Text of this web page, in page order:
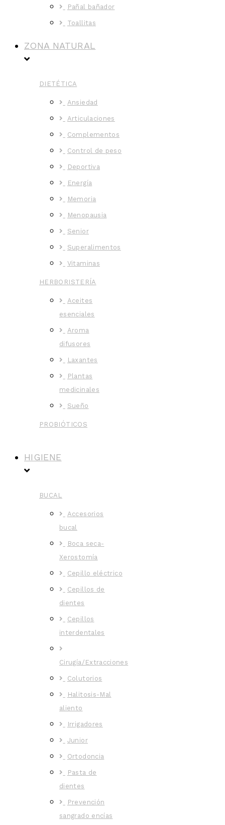
Pañal bañador
Toallitas
ZONA NATURAL
DIETÉTICA
Ansiedad
Articulaciones
Complementos
Control de peso
Deportiva
Energía
Memoria
Menopausia
Senior
Superalimentos
Vitaminas
HERBORISTERÍA
Aceites
esenciales
Aroma
difusores
Laxantes
Plantas
medicinales
Sueño
PROBIÓTICOS
HIGIENE
BUCAL
Accesorios
bucal
Boca seca-
Xerostomía
Cepillo eléctrico
Cepillos de
dientes
Cepillos
interdentales
Cirugía/Extracciones
Colutorios
Halitosis-Mal
aliento
Irrigadores
Junior
Ortodoncia
Pasta de
dientes
Prevención
sangrado encías